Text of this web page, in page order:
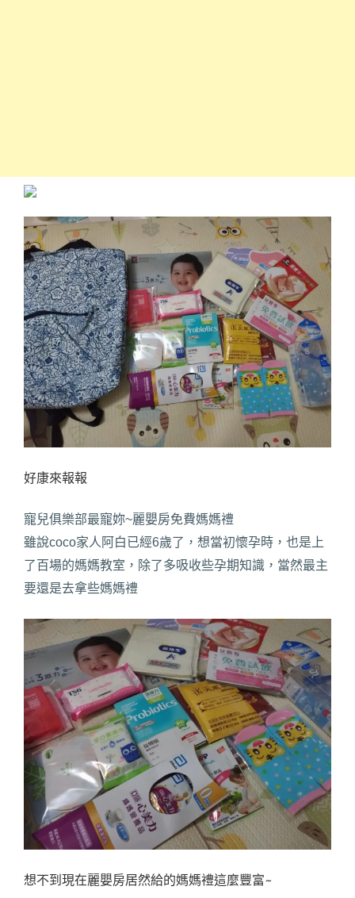
好康來報報
寵兒俱樂部最寵妳~麗嬰房免費媽媽禮
雖說coco家人阿白已經6歲了，想當初懷孕時，也是上
了百場的媽媽教室，除了多吸收些孕期知識，當然最主
要還是去拿些媽媽禮
想不到現在麗嬰房居然給的媽媽禮這麼豐富~